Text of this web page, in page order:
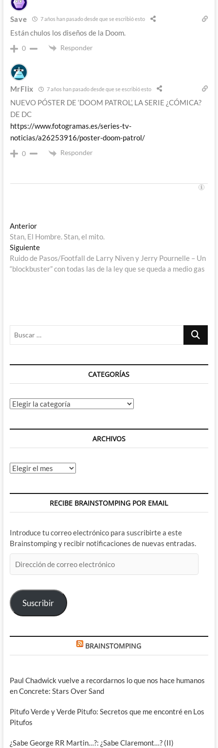
Save 7 años han pasado desde que se escribió esto
Están chulos los diseños de la Doom.
0 Responder
MrFlix 7 años han pasado desde que se escribió esto
NUEVO PÓSTER DE ‘DOOM PATROL’, LA SERIE ¿CÓMICA?
DE DC
https://www.fotogramas.es/series-tv-
noticias/a26253916/poster-doom-patrol/
0 Responder
Navegación
de
entradas
AnteriorEntrada
anterior:
Stan, El Hombre. Stan, el mito.
SiguienteEntrada
siguiente:
Ruido de Pasos/Footfall de Larry Niven y Jerry Pournelle – Un
“blockbuster” con todas las de la ley que se queda a medio gas
Buscar
CATEGORÍAS
Categorías
ARCHIVOS
Archivos
RECIBE BRAINSTOMPING POR EMAIL
Introduce tu correo electrónico para suscribirte a este
Brainstomping y recibir notificaciones de nuevas entradas.
de
electrónico
Suscribir
BRAINSTOMPING
Paul Chadwick vuelve a recordarnos lo que nos hace humanos
en Concrete: Stars Over Sand
Pitufo Verde y Verde Pitufo: Secretos que me encontré en Los
Pitufos
¿Sabe George RR Martin…?: ¿Sabe Claremont…? (II)